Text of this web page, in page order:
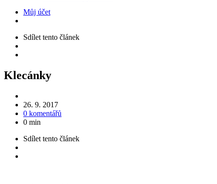
Můj účet
Sdílet tento článek
Klecánky
26. 9. 2017
0 komentářů
0 min
Sdílet tento článek